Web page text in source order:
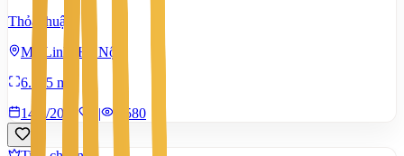
Thỏa thuận
Mê Linh, Hà Nội
6.365 m²
14/7/2026
| 1.580